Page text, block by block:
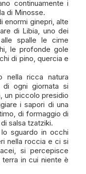
continuamente i
di Minosse.
enormi ginepri, alte
di Libia, uno dei
spalle le cime
le profonde gole
di pino, quercia e
nella ricca natura
di ogni giornata si
un piccolo presidio
i sapori di una
di formaggio di
salsa tzatziki.
sguardo in occhi
nella roccia e ci si
si percepisce
in cui niente è